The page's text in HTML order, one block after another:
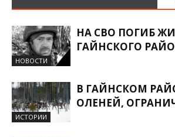
НОВОСТИ
НА СВО ПОГИБ
ГАЙНСКОГО
ИСТОРИИ
В ГАЙНСКОМ
ОЛЕНЕЙ,